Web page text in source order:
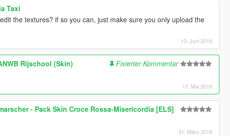
Taxi
the textures? if so you can, just make sure you only upload the
13. Juni 2019
Rijschool (Skin)
Fixierter Kommentar
15. Mai 2019
- Pack Skin Croce Rossa-Misericordia [ELS]
31. März 2019